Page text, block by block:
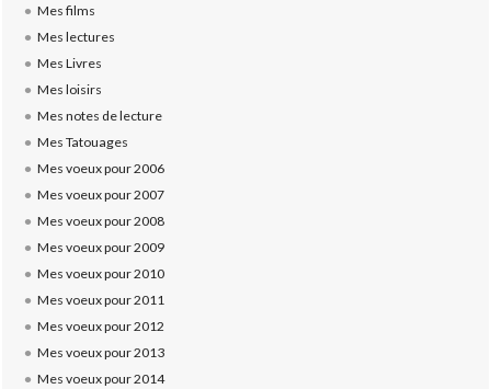
Mes films
Mes lectures
Mes Livres
Mes loisirs
Mes notes de lecture
Mes Tatouages
Mes voeux pour 2006
Mes voeux pour 2007
Mes voeux pour 2008
Mes voeux pour 2009
Mes voeux pour 2010
Mes voeux pour 2011
Mes voeux pour 2012
Mes voeux pour 2013
Mes voeux pour 2014